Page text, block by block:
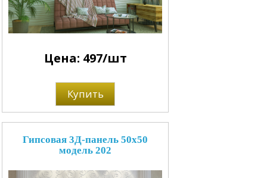
Цена: 497/шт
Купить
Гипсовая 3Д-панель 50x50
модель 202